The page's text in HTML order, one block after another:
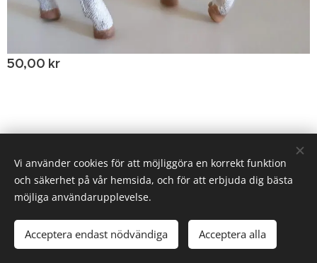
50,00 kr
Tillfälligt slut
© 2020 Birgitta Helm, Broestorp 1175, 289 93 Broby
Cookies
Vi använder cookies för att möjliggöra en korrekt funktion
och säkerhet på vår hemsida, och för att erbjuda dig bästa
möjliga användarupplevelse.
Acceptera endast nödvändiga Acceptera alla